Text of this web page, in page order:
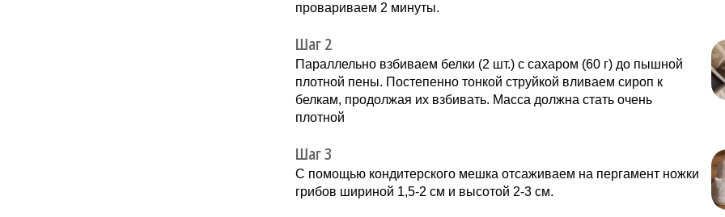
провариваем 2 минуты.
Шаг 2
Параллельно взбиваем белки (2 шт.) с сахаром (60 г) до пышной
плотной пены. Постепенно тонкой струйкой вливаем сироп к
белкам, продолжая их взбивать. Масса должна стать очень
плотной
Шаг 3
С помощью кондитерского мешка отсаживаем на пергамент ножки
грибов шириной 1,5-2 см и высотой 2-3 см.